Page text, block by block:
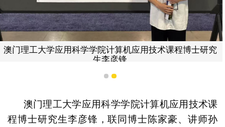
澳门理工大学应用科学学院计算机应用技术课程博士研究
生李彦锋
1 2
澳门理工大学应用科学学院计算机应用技术课
程博士研究生李彦锋，联同博士陈家豪、讲师孙